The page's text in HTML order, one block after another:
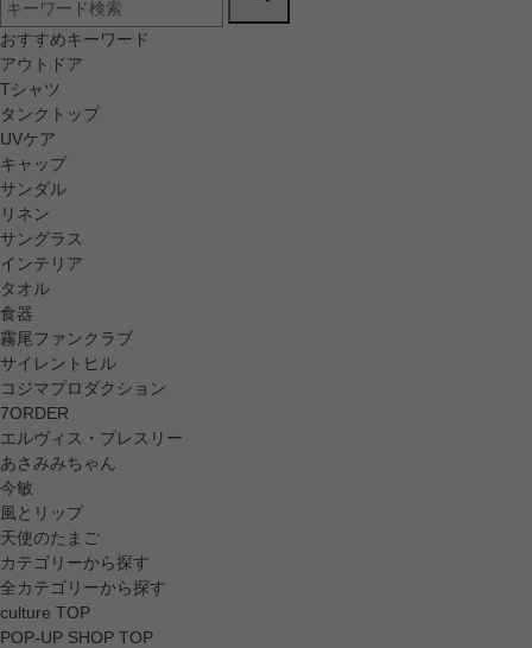
おすすめキーワード
アウトドア
Tシャツ
タンクトップ
UVケア
キャップ
サンダル
リネン
サングラス
インテリア
タオル
食器
霧尾ファンクラブ
サイレントヒル
コジマプロダクション
7ORDER
エルヴィス・プレスリー
あさみみちゃん
今敏
風とリップ
天使のたまご
カテゴリーから探す
全カテゴリーから探す
culture TOP
POP-UP SHOP TOP